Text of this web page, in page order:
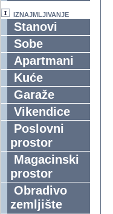
IZNAJMLJIVANJE
Stanovi
Sobe
Apartmani
Kuće
Garaže
Vikendice
Poslovni
prostor
Magacinski
prostor
Obradivo
zemljište